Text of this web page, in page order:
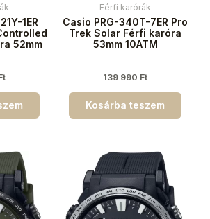
1ER
52mm
Férfi karórák
Casio PRG-340T-7ER Pro
Trek Solar Férfi karóra
53mm 10ATM
139 990 Ft
Kosárba teszem